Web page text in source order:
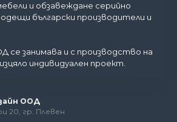
и обзавеждане серийно
български производители и
се занимава и с производство на
индивидуален проект.
ООД
20, гр. Плевен